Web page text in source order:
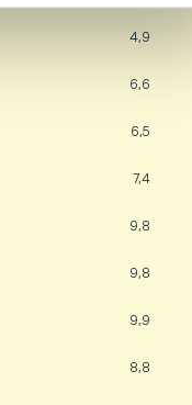
4,9
6,6
6,5
7,4
9,8
9,8
9,9
8,8